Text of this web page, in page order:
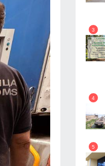
на
път в българския
Дунав
на съвременното
зрение се
към INSAIT
и АМ "Струма"
тежки камиони от
02.08.2026г.
3
4
5